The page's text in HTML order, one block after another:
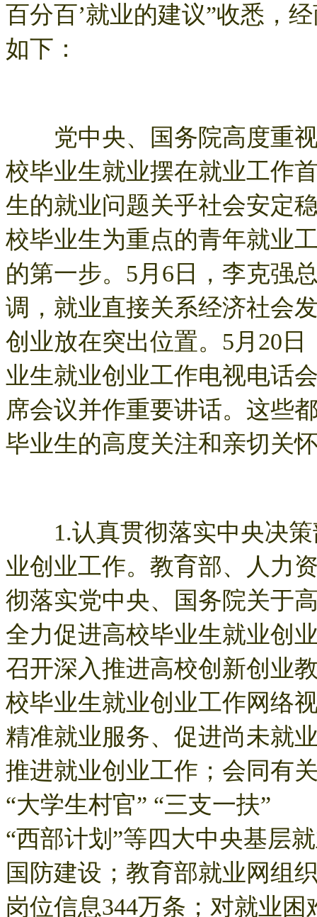
百分百’就业的建议”收悉，
如下：
党中央、国务院高度重视
校毕业生就业摆在就业工作
生的就业问题关乎社会安定
校毕业生为重点的青年就业
的第一步。5月6日，李克强
调，就业直接关系经济社会
创业放在突出位置。5月20
业生就业创业工作电视电话
席会议并作重要讲话。这些
毕业生的高度关注和亲切关
1.认真贯彻落实中央决策
业创业工作。教育部、人力
彻落实党中央、国务院关于
全力促进高校毕业生就业创
召开深入推进高校创新创业
校毕业生就业创业工作网络
精准就业服务、促进尚未就
推进就业创业工作；会同有
“大学生村官” “三支一扶”
“西部计划”等四大中央基层
国防建设；教育部就业网组
岗位信息344万条；对就业